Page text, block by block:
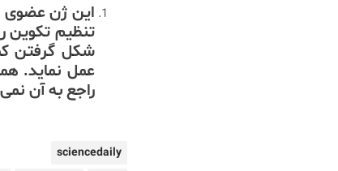
این ژن عضوی
تنظیم تکوین
شکل گرفتن
عمل نماید.
راجع به آن
sciencedaily